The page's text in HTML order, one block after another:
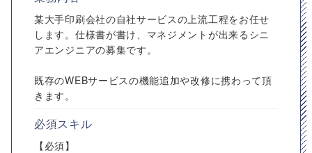
某大手印刷会社の自社サービスの上流工程をお任せ
します。仕様書が書け、マネジメントが出来るシニ
アエンジニアの募集です。
既存のWEBサービスの機能追加や改修に携わって頂
きます。
必須スキル
【必須】